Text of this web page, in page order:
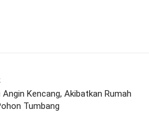
Kencang, Akibatkan Rumah
Tumbang